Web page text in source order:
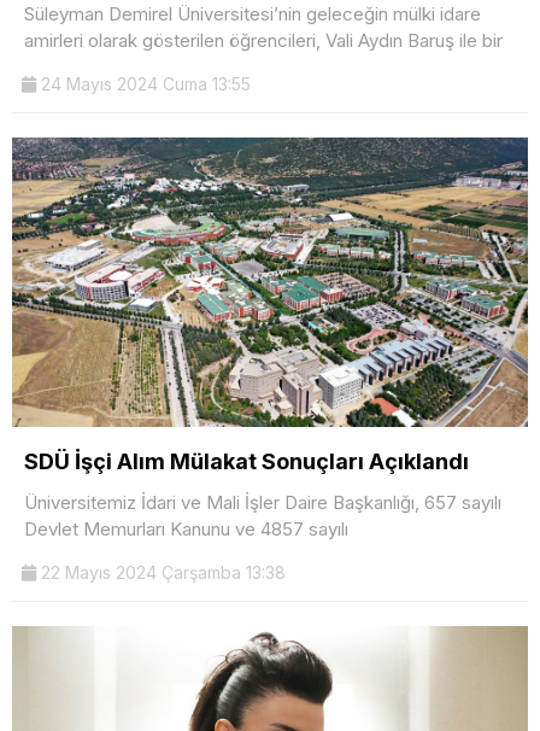
Süleyman Demirel Üniversitesi’nin geleceğin mülki idare
amirleri olarak gösterilen öğrencileri, Vali Aydın Baruş ile bir
24 Mayıs 2024 Cuma 13:55
SDÜ İşçi Alım Mülakat Sonuçları Açıklandı
Üniversitemiz İdari ve Mali İşler Daire Başkanlığı, 657 sayılı
Devlet Memurları Kanunu ve 4857 sayılı
22 Mayıs 2024 Çarşamba 13:38